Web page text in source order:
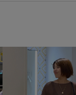
Vネック
オケージョン